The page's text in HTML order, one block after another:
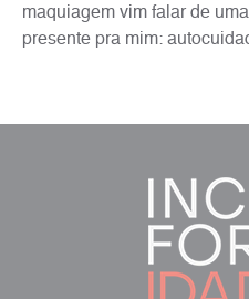
maquiagem vim falar de
presente pra mim: